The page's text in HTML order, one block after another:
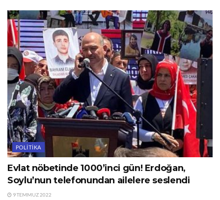
POLITIKA
Evlat nöbetinde 1000’inci gün! Erdoğan,
Soylu’nun telefonundan ailelere seslendi
9 TEMMUZ 2022